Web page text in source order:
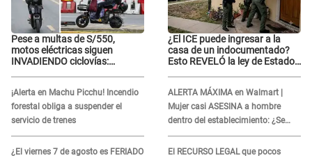
Pese a multas de S/550,
motos eléctricas siguen
INVADIENDO ciclovías:
¡Alerta en Machu Picchu! Incendio
forestal obliga a suspender el
servicio de trenes
¿El viernes 7 de agosto es FERIADO
¿El ICE puede ingresar a la
casa de un indocumentado?
Esto REVELÓ la ley de Estados
ALERTA MÁXIMA en Walmart |
Mujer casi ASESINA a hombre
dentro del establecimiento: ¿Se
logró atrapar al sospechoso?
El RECURSO LEGAL que pocos